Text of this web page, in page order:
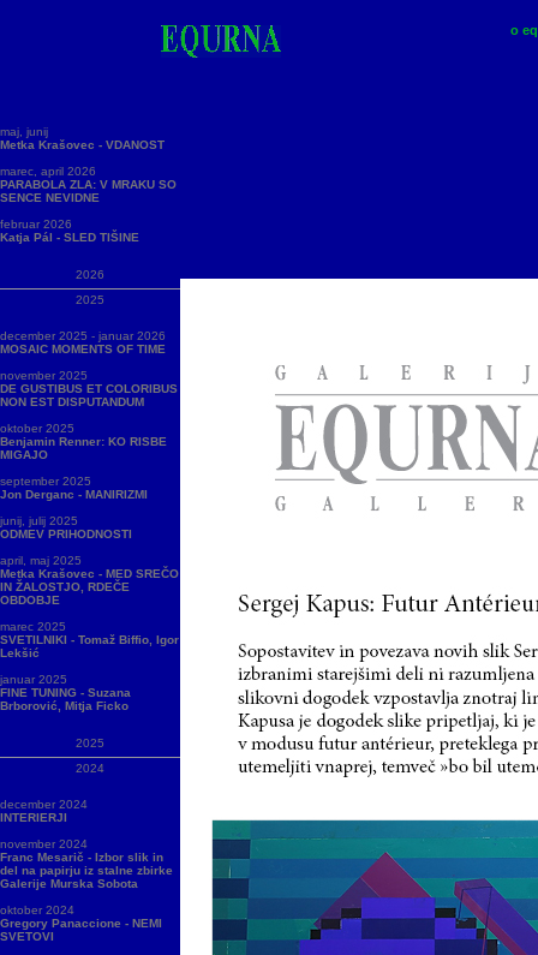
o
maj, junij
Metka Krašovec - VDANOST
marec, april 2026
PARABOLA ZLA: V MRAKU SO
SENCE NEVIDNE
februar 2026
Katja Pál - SLED TIŠINE
2026
2025
december 2025 - januar 2026
MOSAIC MOMENTS OF TIME
november 2025
DE GUSTIBUS ET COLORIBUS
NON EST DISPUTANDUM
oktober 2025
Benjamin Renner: KO RISBE
MIGAJO
september 2025
Jon Derganc - MANIRIZMI
junij, julij 2025
ODMEV PRIHODNOSTI
april, maj 2025
Metka Krašovec - MED SREČO
IN ŽALOSTJO, RDEČE
OBDOBJE
marec 2025
SVETILNIKI - Tomaž Biffio, Igor
Lekšić
januar 2025
FINE TUNING - Suzana
Brborović, Mitja Ficko
2025
2024
december 2024
INTERIERJI
november 2024
Franc Mesarič - Izbor slik in
del na papirju iz stalne zbirke
Galerije Murska Sobota
oktober 2024
Gregory Panaccione - NEMI
SVETOVI